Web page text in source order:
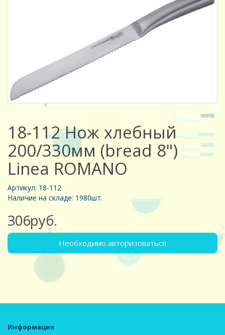
18-112 Нож хлебный
200/330мм (bread 8")
Linea ROMANO
Артикул: 18-112
Наличие на складе: 1980шт.
306руб.
Необходимо авторизоваться
Информация